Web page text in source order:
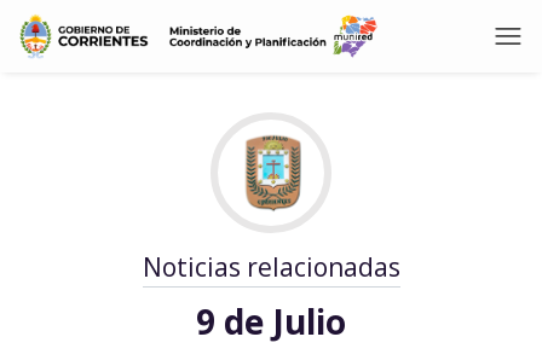
Noticias relacionadas
9 de Julio